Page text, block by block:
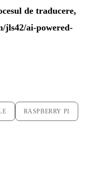
de traducere,
jls42/ai-powered-
RASPBERRY PI